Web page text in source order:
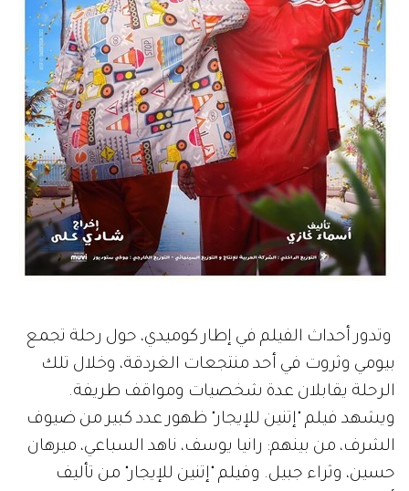
وتدور أحداث الفيلم في إطار كوميدي، حول رحلة تجمع
بيومي وثروت في أحد منتجعات الغردقة، وخلال تلك
الرحلة يقابلان عدة شخصيات ومواقف طريفة.
ويشهد فيلم "إتنين للإيجار" ظهور عدد كبير من ضيوف
الشرف، من بينهم: رانيا يوسف، ناهد السباعي، ميرهان
حسين، وثراء جبيل. وفيلم "إتنين للإيجار" من تأليف